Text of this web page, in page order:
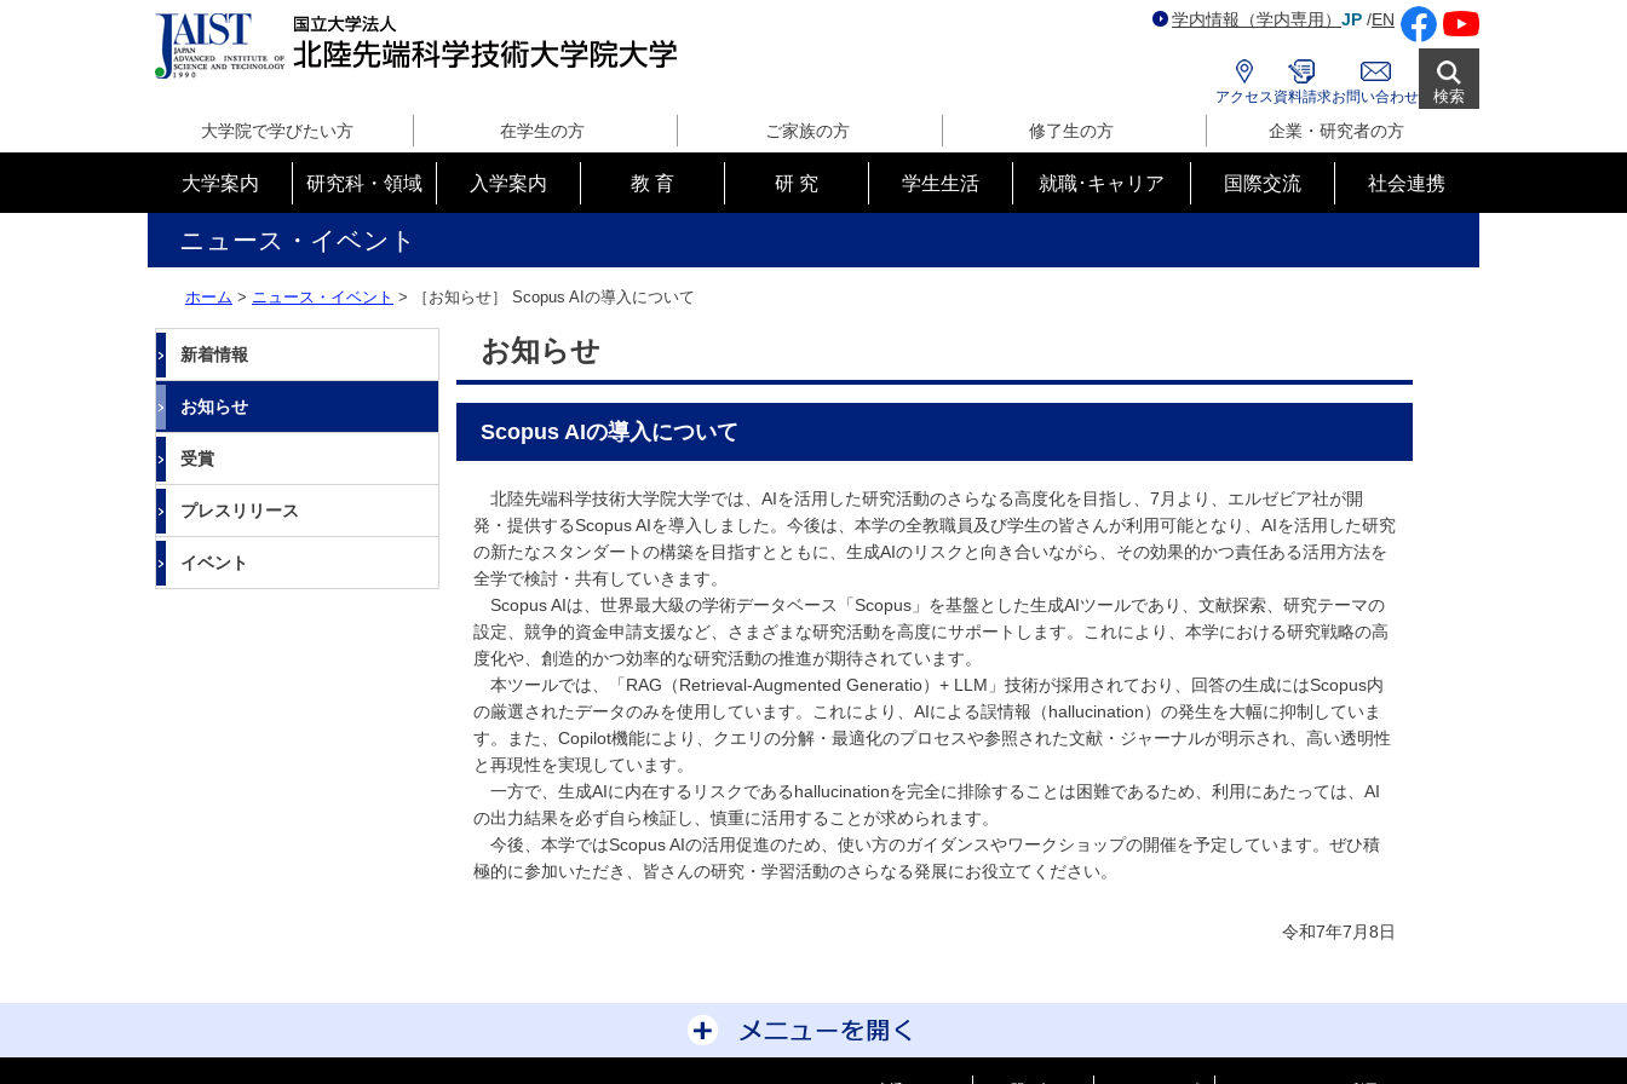
端
科
学
技
術
大
学
院
大
学
学内情報（学内専用） JP /EN
アクセス 資料請求お問い合わせ 検索
大学院で学びたい方 在学生の方 ご家族の方 修了生の方 企業・研究者の方
大学案内 研究科・領域 入学案内 教 育 研 究 学生生活 就職･キャリア 国際交流 社会連携
ニュース・イベント
ホーム > ニュース・イベント > ［お知らせ］ Scopus AIの導入について
新着情報
お知らせ
受賞
プレスリリース
イベント
お知らせ
Scopus AIの導入について
北陸先端科学技術大学院大学では、AIを活用した研究活動のさらなる高度化を目指し、7月より、エルゼビア社が開
発・提供するScopus AIを導入しました。今後は、本学の全教職員及び学生の皆さんが利用可能となり、AIを活用した研究
の新たなスタンダートの構築を目指すとともに、生成AIのリスクと向き合いながら、その効果的かつ責任ある活用方法を
全学で検討・共有していきます。
Scopus AIは、世界最大級の学術データベース「Scopus」を基盤とした生成AIツールであり、文献探索、研究テーマの
設定、競争的資金申請支援など、さまざまな研究活動を高度にサポートします。これにより、本学における研究戦略の高
度化や、創造的かつ効率的な研究活動の推進が期待されています。
本ツールでは、「RAG（Retrieval-Augmented Generatio）+ LLM」技術が採用されており、回答の生成にはScopus内
の厳選されたデータのみを使用しています。これにより、AIによる誤情報（hallucination）の発生を大幅に抑制していま
す。また、Copilot機能により、クエリの分解・最適化のプロセスや参照された文献・ジャーナルが明示され、高い透明性
と再現性を実現しています。
一方で、生成AIに内在するリスクであるhallucinationを完全に排除することは困難であるため、利用にあたっては、AI
の出力結果を必ず自ら検証し、慎重に活用することが求められます。
今後、本学ではScopus AIの活用促進のため、使い方のガイダンスやワークショップの開催を予定しています。ぜひ積
極的に参加いただき、皆さんの研究・学習活動のさらなる発展にお役立てください。
令和7年7月8日